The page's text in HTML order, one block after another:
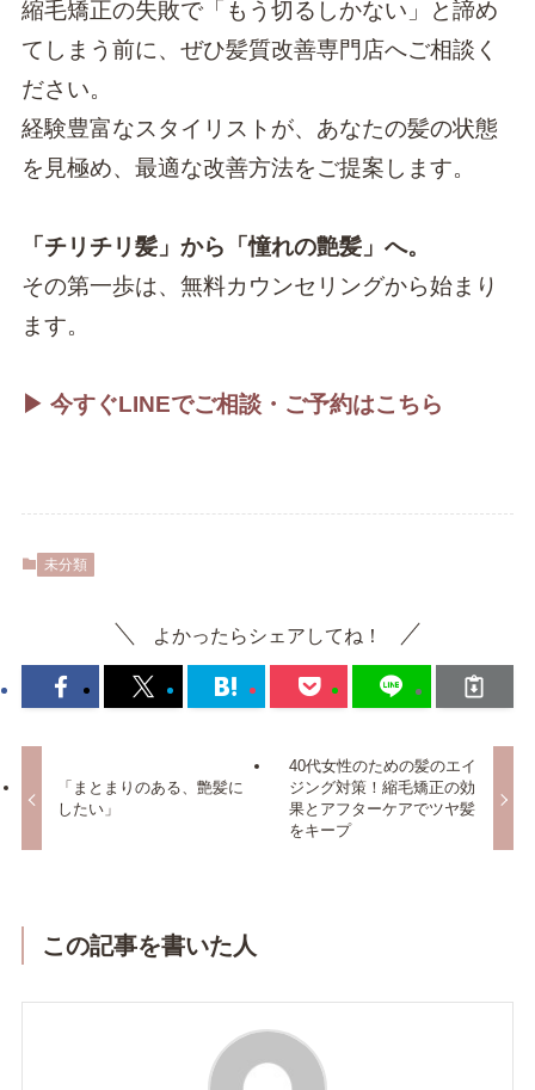
縮毛矯正の失敗で「もう切るしかない」と諦め
てしまう前に、ぜひ髪質改善専門店へご相談く
ださい。
経験豊富なスタイリストが、あなたの髪の状態
を見極め、最適な改善方法をご提案します。
「チリチリ髪」から「憧れの艶髪」へ。
その第一歩は、無料カウンセリングから始まり
ます。
▶︎ 今すぐLINEでご相談・ご予約はこちら
未分類
よかったらシェアしてね！
「まとまりのある、艶髪に
したい」
40代女性のための髪のエイ
ジング対策！縮毛矯正の効
果とアフターケアでツヤ髪
をキープ
この記事を書いた人